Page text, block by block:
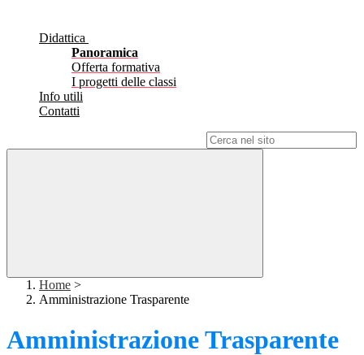
Didattica
Panoramica
Offerta formativa
I progetti delle classi
Info utili
Contatti
Home >
Amministrazione Trasparente
Amministrazione Trasparente